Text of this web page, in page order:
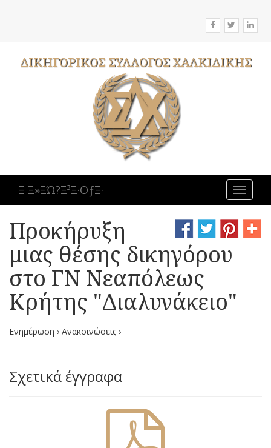
ΔΙΚΗΓΟΡΙΚΟΣ ΣΥΛΛΟΓΟΣΧΑΛΚΙΔΙΚΗΣ
Toggle
Ξ Ξ»ΞΏ?Ξ³Ξ·ΟƒΞ·
Προκήρυξη
μιας θέσης δικηγόρου
στο ΓΝ Νεαπόλεως
Κρήτης "Διαλυνάκειο"
Ενημέρωση › Ανακοινώσεις ›
Σχετικά έγγραφα